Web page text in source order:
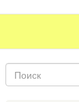
Форма